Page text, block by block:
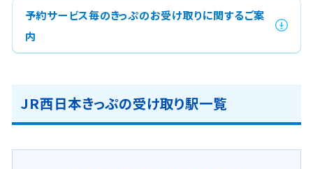
予約サービス毎のきっぷのお受け取りに関するご案
内
JR西日本きっぷの受け取り駅一覧